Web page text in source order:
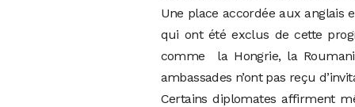
Une place accordée aux anglais
qui ont été exclus de cette
comme la Hongrie, la
ambassades n’ont pas reçu
Certains diplomates affirment